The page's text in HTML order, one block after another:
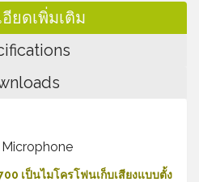
อียดเพิ่มเติม
เป็นไมโครโฟนเก็บเสียงแบบตั้ง